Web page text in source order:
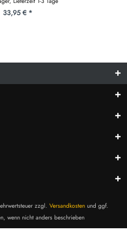
33,95 € *
zzgl. Versandkostenund ggf.
wenn nicht anders beschrieben